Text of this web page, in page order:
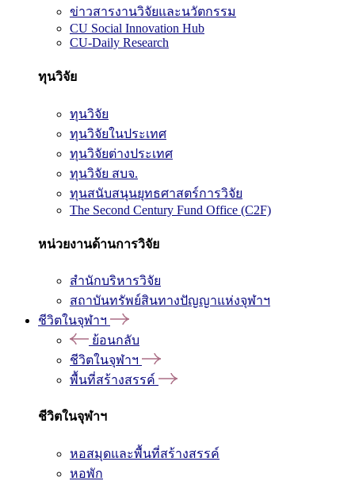
ข่าวสารงานวิจัยและนวัตกรรม
CU Social Innovation Hub
CU-Daily Research
ทุนวิจัย
ทุนวิจัย
ทุนวิจัยในประเทศ
ทุนวิจัยต่างประเทศ
ทุนวิจัย สบจ.
ทุนสนับสนุนยุทธศาสตร์การวิจัย
The Second Century Fund Office (C2F)
หน่วยงานด้านการวิจัย
สำนักบริหารวิจัย
สถาบันทรัพย์สินทางปัญญาแห่งจุฬาฯ
ชีวิตในจุฬาฯ
ย้อนกลับ
ชีวิตในจุฬาฯ
พื้นที่สร้างสรรค์
ชีวิตในจุฬาฯ
หอสมุดและพื้นที่สร้างสรรค์
หอพัก